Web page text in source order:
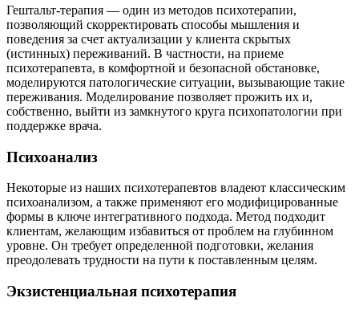
Гештальт-терапия — один из методов психотерапии,
позволяющий скорректировать способы мышления и
поведения за счет актуализации у клиента скрытых
(истинных) переживаний. В частности, на приеме
психотерапевта, в комфортной и безопасной обстановке,
моделируются патологические ситуации, вызывающие такие
переживания. Моделирование позволяет прожить их и,
собственно, выйти из замкнутого круга психопатологии при
поддержке врача.
Психоанализ
Некоторые из наших психотерапевтов владеют классическим
психоанализом, а также применяют его модифицированные
формы в ключе интегративного подхода. Метод подходит
клиентам, желающим избавиться от проблем на глубинном
уровне. Он требует определенной подготовки, желания
преодолевать трудности на пути к поставленным целям.
Экзистенциальная психотерапия